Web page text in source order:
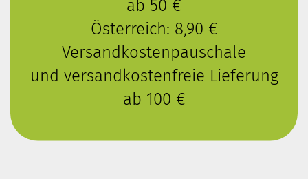
ab 50 €
Österreich: 8,90 €
Versandkostenpauschale
und versandkostenfreie Lieferung
ab 100 €